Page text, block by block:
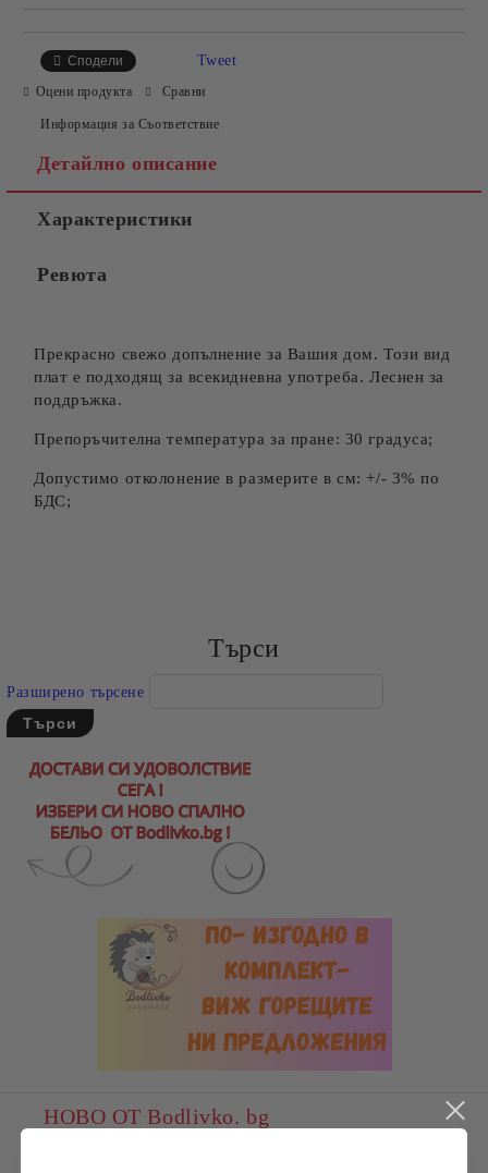
Сподели Tweet
Оцени продукта Сравни
Информация за Съответствие
Детайлно описание
Характеристики
Ревюта
Прекрасно свежо допълнение за Вашия дом. Този вид
плат е подходящ за всекидневна употреба. Леснен за
поддръжка.
Препоръчителна температура за пране: 30 градуса;
Допустимо отколонение в размерите в см: +/- 3% по
БДС;
Търси
Разширено търсене
НОВО ОТ Bodlivko. bg